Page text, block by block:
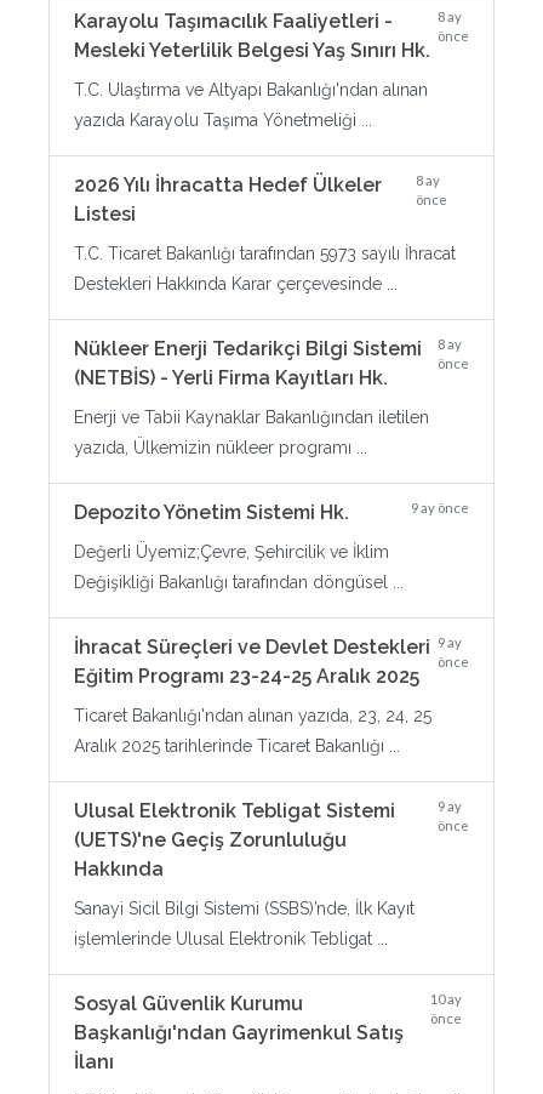
Karayolu Taşımacılık Faaliyetleri -
Mesleki Yeterlilik Belgesi Yaş Sınırı Hk.
8 ay
önce
T.C. Ulaştırma ve Altyapı Bakanlığı'ndan alınan
yazıda Karayolu Taşıma Yönetmeliği ...
2026 Yılı İhracatta Hedef Ülkeler
Listesi
8 ay
önce
T.C. Ticaret Bakanlığı tarafından 5973 sayılı İhracat
Destekleri Hakkında Karar çerçevesinde ...
Nükleer Enerji Tedarikçi Bilgi Sistemi
(NETBİS) - Yerli Firma Kayıtları Hk.
8 ay
önce
Enerji ve Tabii Kaynaklar Bakanlığından iletilen
yazıda, Ülkemizin nükleer programı ...
Depozito Yönetim Sistemi Hk. 9 ay önce
Değerli Üyemiz;Çevre, Şehircilik ve İklim
Değişikliği Bakanlığı tarafından döngüsel ...
İhracat Süreçleri ve Devlet Destekleri
Eğitim Programı 23-24-25 Aralık 2025
9 ay
önce
Ticaret Bakanlığı'ndan alınan yazıda, 23, 24, 25
Aralık 2025 tarihlerinde Ticaret Bakanlığı ...
Ulusal Elektronik Tebligat Sistemi
(UETS)'ne Geçiş Zorunluluğu
Hakkında
9 ay
önce
Sanayi Sicil Bilgi Sistemi (SSBS)’nde, İlk Kayıt
işlemlerinde Ulusal Elektronik Tebligat ...
Sosyal Güvenlik Kurumu
Başkanlığı'ndan Gayrimenkul Satış
İlanı
10 ay
önce